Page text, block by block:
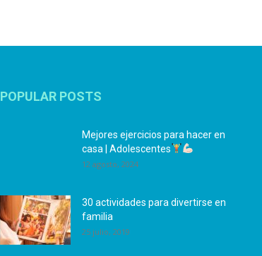
POPULAR POSTS
Mejores ejercicios para hacer en
casa | Adolescentes
12 agosto, 2024
30 actividades para divertirse en
familia
25 julio, 2019